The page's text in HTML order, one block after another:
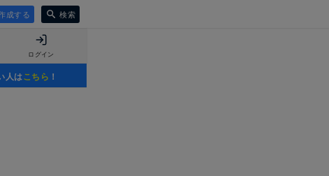
成する 検索
ログイン
人はこちら ！